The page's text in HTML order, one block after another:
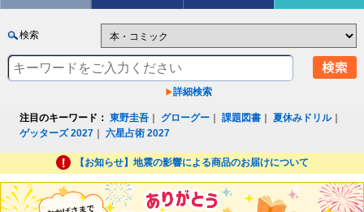
検索
詳細検索
注目のキーワード： 東野圭吾 グローグー ｜課題図書 ｜夏休みドリル｜
ゲッターズ 2027 ｜六星占術 2027
【お知らせ】地震の影響による商品のお届けについて